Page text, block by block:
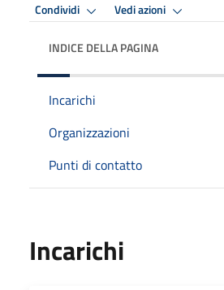
Condividi Vedi azioni
INDICE DELLA PAGINA
Incarichi
Organizzazioni
Punti di contatto
Incarichi